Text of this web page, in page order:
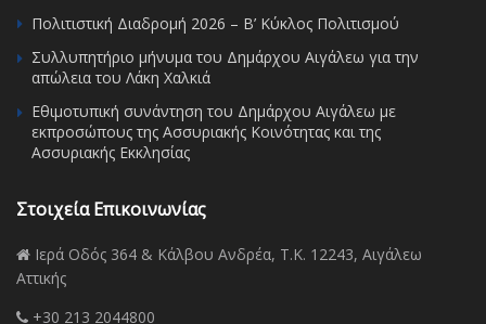
Πολιτιστική Διαδρομή 2026 – Β’ Κύκλος Πολιτισμού
Συλλυπητήριο μήνυμα του Δημάρχου Αιγάλεω για την
απώλεια του Λάκη Χαλκιά
Εθιμοτυπική συνάντηση του Δημάρχου Αιγάλεω με
εκπροσώπους της Ασσυριακής Κοινότητας και της
Ασσυριακής Εκκλησίας
Στοιχεία Επικοινωνίας
Ιερά Οδός 364 & Κάλβου Ανδρέα, Τ.Κ. 12243, Αιγάλεω
Αττικής
+30 213 2044800